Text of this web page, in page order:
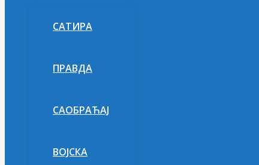
САТИРА
ПРАВДА
САОБРАЋАЈ
ВОЈСКА